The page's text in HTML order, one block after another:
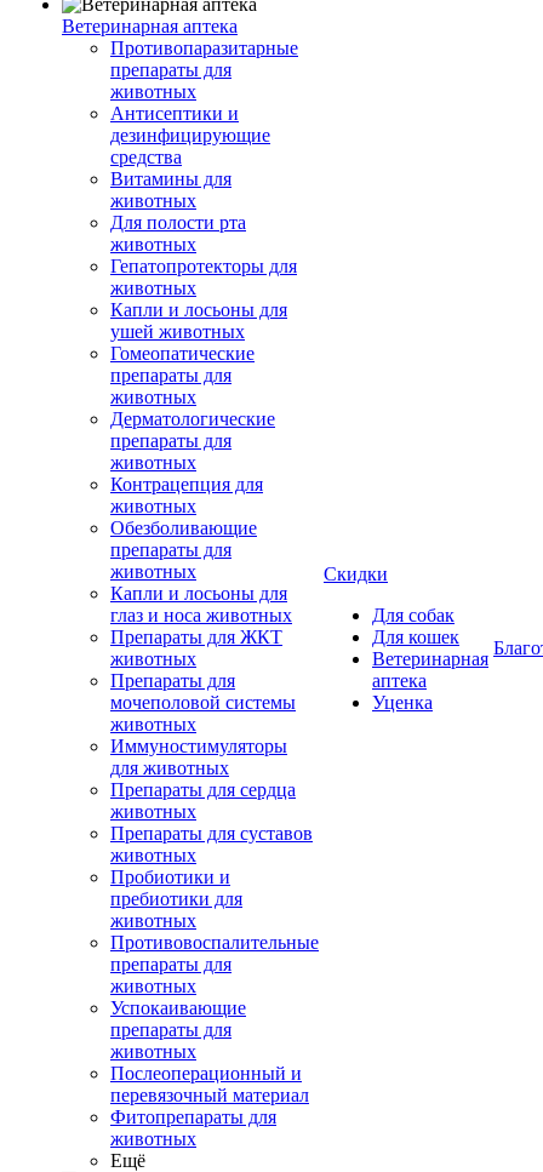
Ветеринарная аптека
Противопаразитарные
препараты для
животных
Антисептики и
дезинфицирующие
средства
Витамины для
животных
Для полости рта
животных
Гепатопротекторы для
животных
Капли и лосьоны для
ушей животных
Гомеопатические
препараты для
животных
Дерматологические
препараты для
животных
Контрацепция для
животных
Обезболивающие
препараты для
животных
Капли и лосьоны для
глаз и носа животных
Препараты для ЖКТ
животных
Препараты для
мочеполовой системы
животных
Иммуностимуляторы
для животных
Препараты для сердца
животных
Препараты для суставов
животных
Пробиотики и
пребиотики для
животных
Противовоспалительные
препараты для
животных
Успокаивающие
препараты для
животных
Послеоперационный и
перевязочный материал
Фитопрепараты для
животных
Ещё
Скидки
Для собак
Для кошек
Ветеринарная
аптека
Уценка